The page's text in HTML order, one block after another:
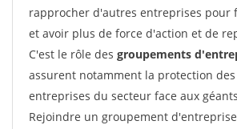
rapprocher d'autres entreprises pour
et avoir plus de force d'action et de
C'est le rôle des groupements
assurent notamment la protection
entreprises du secteur face aux
Rejoindre un groupement